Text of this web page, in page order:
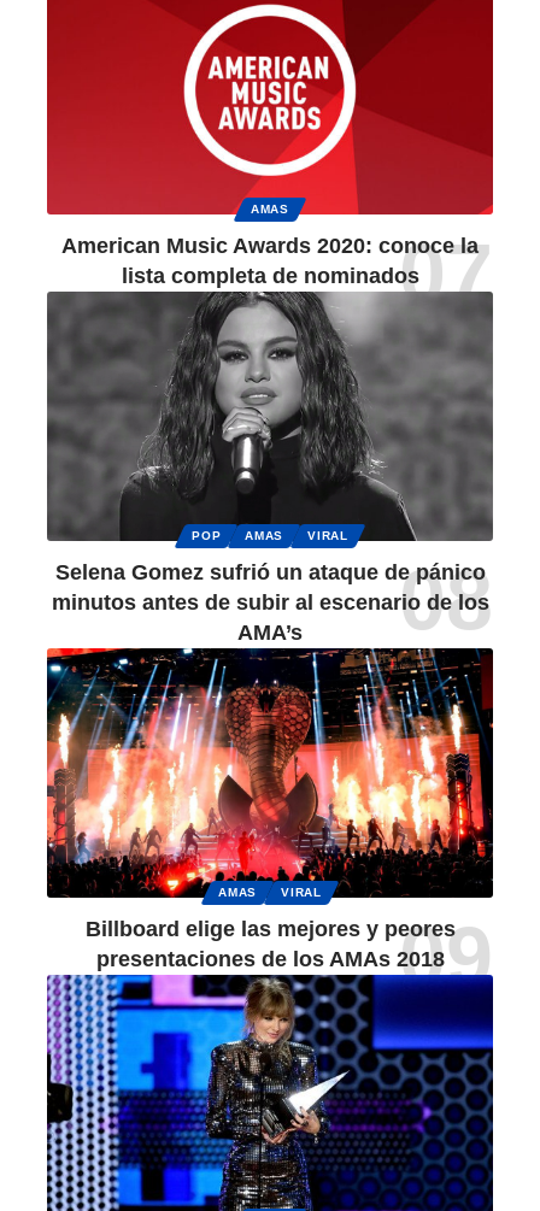
AMAS
American Music Awards 2020: conoce la
lista completa de nominados
POP AMAS VIRAL
Selena Gomez sufrió un ataque de pánico
minutos antes de subir al escenario de los
AMA’s
AMAS VIRAL
Billboard elige las mejores y peores
presentaciones de los AMAs 2018